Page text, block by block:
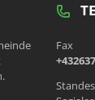
Fax